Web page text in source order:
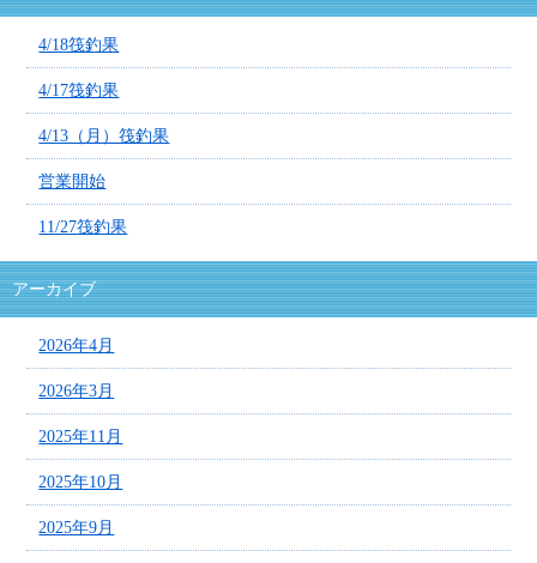
4/18筏釣果
4/17筏釣果
4/13（月）筏釣果
営業開始
11/27筏釣果
アーカイブ
2026年4月
2026年3月
2025年11月
2025年10月
2025年9月